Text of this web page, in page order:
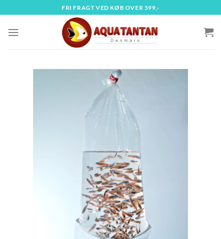
til
indhold
FRI FRAGT VED KØB OVER 599,-